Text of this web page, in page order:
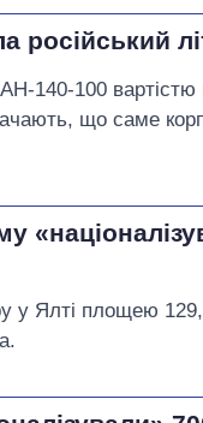
російський
140-100
що саме
у Ялті площею